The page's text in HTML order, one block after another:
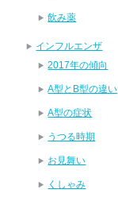
飲み薬
インフルエンザ
2017年の傾向
A型とB型の違い
A型の症状
うつる時期
お見舞い
くしゃみ